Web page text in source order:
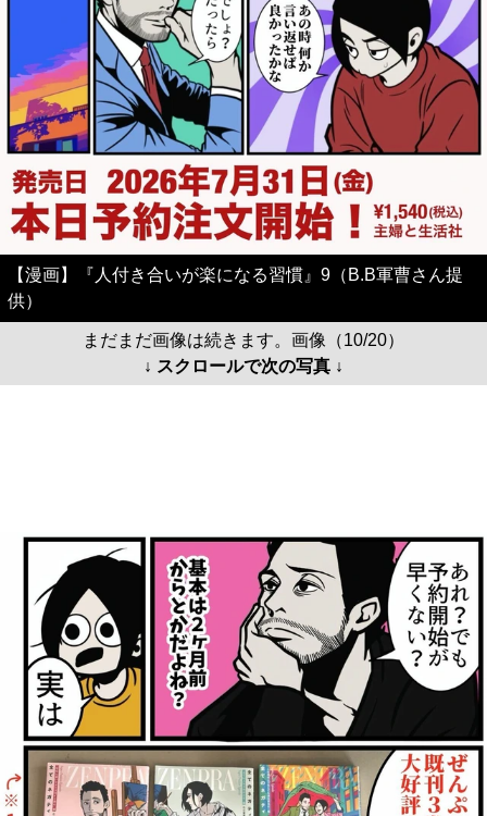
【漫画】『人付き合いが楽になる習慣』9（B.B軍曹さん提
供）
まだまだ画像は続きます。画像（10/20）
↓ スクロールで次の写真 ↓